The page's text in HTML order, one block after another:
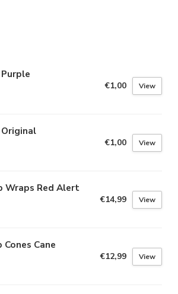
€1,00 View
Original
€1,00 View
Wraps Red Alert
€14,99 View
Cane
€12,99 View